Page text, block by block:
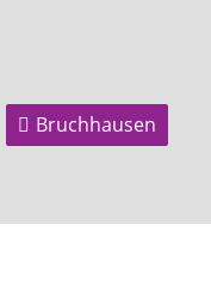
Bruchhausen